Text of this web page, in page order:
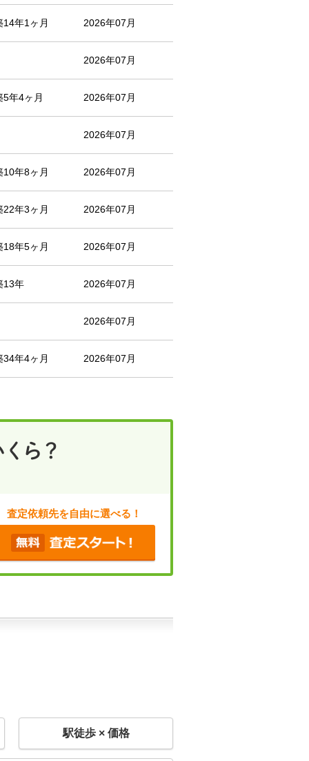
14年1ヶ月 2026年07月
2026年07月
5年4ヶ月 2026年07月
2026年07月
10年8ヶ月 2026年07月
22年3ヶ月 2026年07月
18年5ヶ月 2026年07月
13年 2026年07月
2026年07月
34年4ヶ月 2026年07月
査定依頼先を自由に選べる！
駅徒歩 × 価格